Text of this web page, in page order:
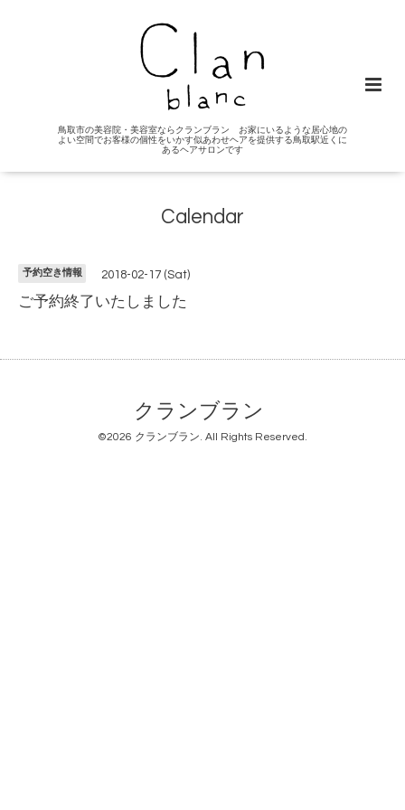
鳥取市の美容院・美容室ならクランブラン お家にいるような居心地の
よい空間でお客様の個性をいかす似あわせヘアを提供する鳥取駅近くに
あるヘアサロンです
Calendar
予約空き情報 2018-02-17 (Sat)
ご予約終了いたしました
クランブラン
©2026 クランブラン. All Rights Reserved.